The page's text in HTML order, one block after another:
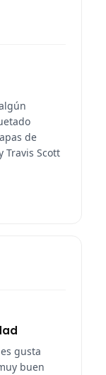
de
Travis Scott
gusta
buen